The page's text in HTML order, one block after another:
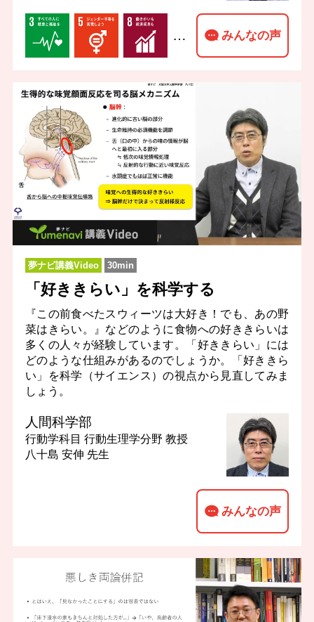
… みんなの声
夢ナビ講義Video 30min
「好ききらい」を科学する
『この前食べたスウィーツは大好き！でも、あの野
菜はきらい。』などのように食物への好ききらいは
多くの人々が経験しています。「好ききらい」には
どのような仕組みがあるのでしょうか。「好ききら
い」を科学（サイエンス）の視点から見直してみま
しょう。
人間科学部
行動学科目 行動生理学分野 教授
八十島 安伸 先生
みんなの声